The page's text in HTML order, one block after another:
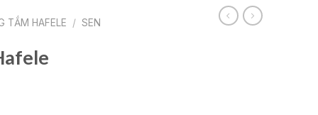
TẮM HAFELE / SEN